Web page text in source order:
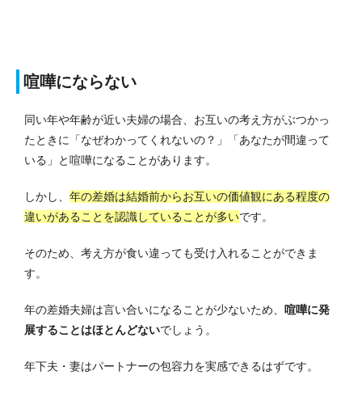
喧嘩にならない
同い年や年齢が近い夫婦の場合、お互いの考え方がぶつかっ
たときに「なぜわかってくれないの？」「あなたが間違って
いる」と喧嘩になることがあります。
しかし、 年の差婚は結婚前からお互いの価値観にある程度の
違いがあることを認識していることが多いです。
そのため、考え方が食い違っても受け入れることができま
す。
年の差婚夫婦は言い合いになることが少ないため、 喧嘩に発
展することはほとんどないでしょう。
年下夫・妻はパートナーの包容力を実感できるはずです。